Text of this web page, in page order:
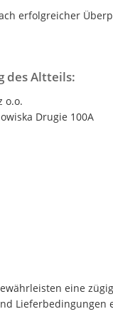
erfolgreicher
des Altteils:
o.o.
Drugie 100A
eine